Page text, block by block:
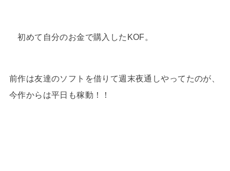
初めて自分のお金で購入したKOF。
前作は友達のソフトを借りて週末夜通しやってたのが、
今作からは平日も稼動！！